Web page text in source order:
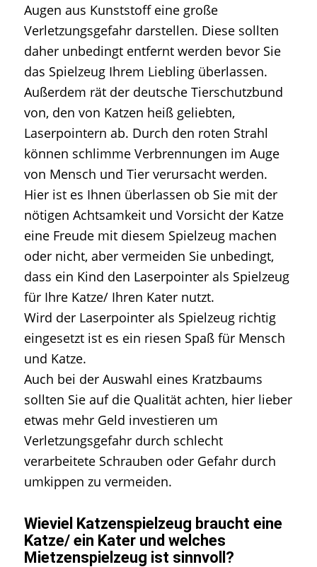
Augen aus Kunststoff eine große
Verletzungsgefahr darstellen. Diese sollten
daher unbedingt entfernt werden bevor Sie
das Spielzeug Ihrem Liebling überlassen.
Außerdem rät der deutsche Tierschutzbund
von, den von Katzen heiß geliebten,
Laserpointern ab. Durch den roten Strahl
können schlimme Verbrennungen im Auge
von Mensch und Tier verursacht werden.
Hier ist es Ihnen überlassen ob Sie mit der
nötigen Achtsamkeit und Vorsicht der Katze
eine Freude mit diesem Spielzeug machen
oder nicht, aber vermeiden Sie unbedingt,
dass ein Kind den Laserpointer als Spielzeug
für Ihre Katze/ Ihren Kater nutzt.
Wird der Laserpointer als Spielzeug richtig
eingesetzt ist es ein riesen Spaß für Mensch
und Katze.
Auch bei der Auswahl eines Kratzbaums
sollten Sie auf die Qualität achten, hier lieber
etwas mehr Geld investieren um
Verletzungsgefahr durch schlecht
verarbeitete Schrauben oder Gefahr durch
umkippen zu vermeiden.
Wieviel Katzenspielzeug braucht eine
Katze/ ein Kater und welches
Mietzenspielzeug ist sinnvoll?